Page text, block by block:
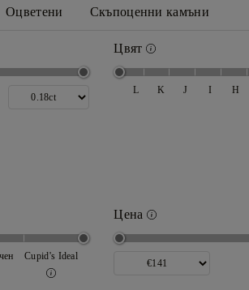
Оцветени Скъпоценни камъни
Цвят
L K J I H
Cupid's Ideal
Цена